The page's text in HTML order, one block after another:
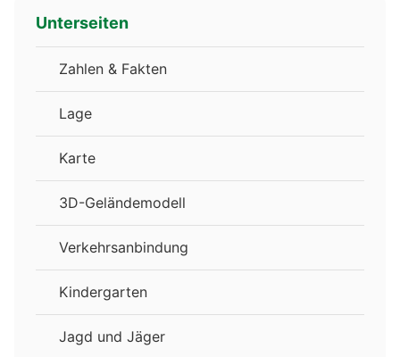
Unterseiten
Zahlen & Fakten
Lage
Karte
3D-Geländemodell
Verkehrsanbindung
Kindergarten
Jagd und Jäger